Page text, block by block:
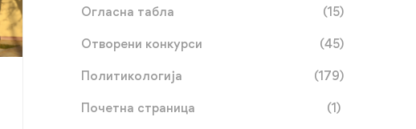
Наставници Катедре за
социологију на 6. ELHN
Стручна пракса на
Примијењеној
Огласна табла (15)
Отворени конкурси (45)
Политикологија (179)
Почетна страница (1)